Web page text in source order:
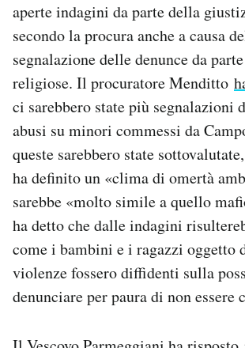
aperte indagini da parte della
secondo la procura anche a causa
segnalazione delle denunce da
religiose. Il procuratore Menditto
ci sarebbero state più segnalazioni
abusi su minori commessi da
queste sarebbero state
ha definito un «clima di omertà
sarebbe «molto simile a quello
ha detto che dalle indagini
come i bambini e i ragazzi oggetto
violenze fossero diffidenti sulla
denunciare per paura di non essere